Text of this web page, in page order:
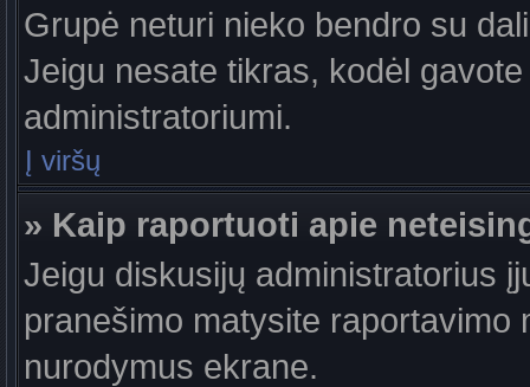
Grupė neturi nieko bendro su
Jeigu nesate tikras, kodėl
administratoriumi.
Į viršų
» Kaip raportuoti apie
Jeigu diskusijų administratorius
pranešimo matysite
nurodymus ekrane.